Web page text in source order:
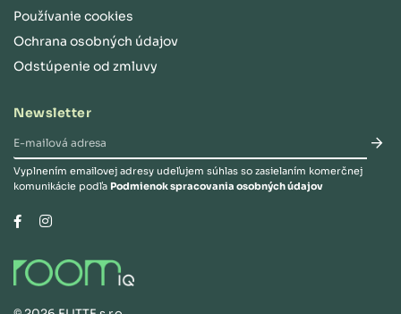
Používanie cookies
Ochrana osobných údajov
Odstúpenie od zmluvy
Newsletter
Vyplnením emailovej adresy udeľujem súhlas so zasielaním komerčnej
komunikácie podľa Podmienok spracovania osobných údajov
FacebookInstagram